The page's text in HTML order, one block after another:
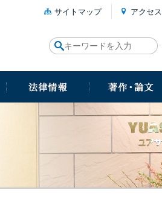
サイトマップ アクセス